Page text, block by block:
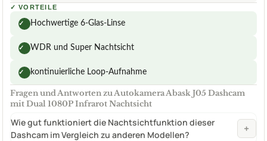
✓ VORTEILE
✓ Hochwertige 6-Glas-Linse
✓ WDR und Super Nachtsicht
✓ kontinuierliche Loop-Aufnahme
Fragen und Antworten zu Autokamera Abask J05 Dashcam
mit Dual 1080P Infrarot Nachtsicht
Wie gut funktioniert die Nachtsichtfunktion dieser
Dashcam im Vergleich zu anderen Modellen?
+